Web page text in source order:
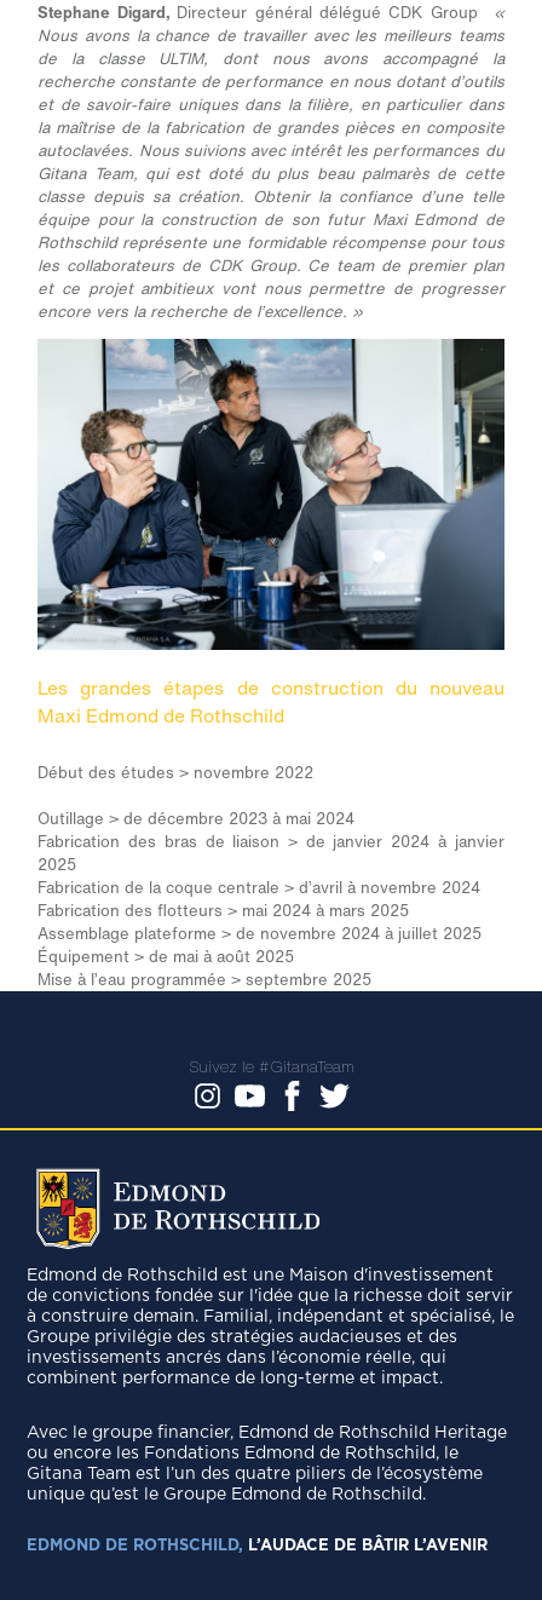
Stephane Digard, Directeur général délégué CDK Group
«
Nous avons la chance de travailler avec les meilleurs teams
de la classe ULTIM, dont nous avons accompagné la
recherche constante de performance en nous dotant d’outils
et de savoir-faire uniques dans la filière, en particulier dans
la maîtrise de la fabrication de grandes pièces en composite
autoclavées. Nous suivions avec intérêt les performances du
Gitana Team, qui est doté du plus beau palmarès de cette
classe depuis sa création. Obtenir la confiance d’une telle
équipe pour la construction de son futur Maxi Edmond de
Rothschild représente une formidable récompense pour tous
les collaborateurs de CDK Group. Ce team de premier plan
et ce projet ambitieux vont nous permettre de progresser
encore vers la recherche de l’excellence. »
Les grandes étapes de construction du nouveau
Maxi Edmond de Rothschild
Début des études > novembre 2022
Outillage > de décembre 2023 à mai 2024
Fabrication des bras de liaison > de janvier 2024 à janvier
2025
Fabrication de la coque centrale > d’avril à novembre 2024
Fabrication des flotteurs > mai 2024 à mars 2025
Assemblage plateforme > de novembre 2024 à juillet 2025
Équipement > de mai à août 2025
Mise à l’eau programmée > septembre 2025
Suivez le #GitanaTeam
Edmond de Rothschild est une Maison d'investissement
de convictions fondée sur l'idée que la richesse doit servir
à construire demain. Familial, indépendant et spécialisé, le
Groupe privilégie des stratégies audacieuses et des
investissements ancrés dans l’économie réelle, qui
combinent performance de long-terme et impact.
Avec le groupe ﬁnancier, Edmond de Rothschild Heritage
ou encore les Fondations Edmond de Rothschild, le
Gitana Team est l’un des quatre piliers de l’écosystème
unique qu’est le Groupe Edmond de Rothschild.
EDMOND DE ROTHSCHILD, L’AUDACE DE BÂTIR L’AVENIR